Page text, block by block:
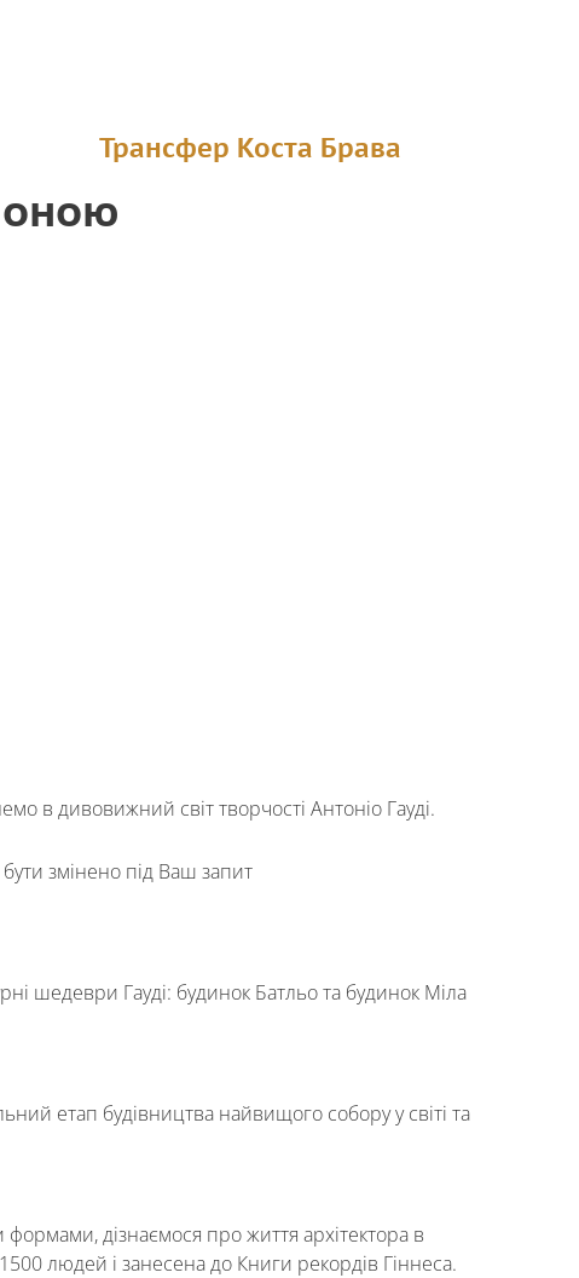
Трансфер Коста Брава
в дивовижний світ творчості Антоніо Гауді.
змінено під Ваш запит
шедеври Гауді: будинок Батльо та будинок Міла
етап будівництва найвищого собору у світі та
дізнаємося про життя архітектора в
людей і занесена до Книги рекордів Гіннеса.